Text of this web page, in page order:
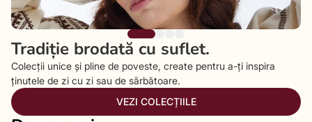
Tradiție brodată cu suflet.
Colecții unice și pline de poveste, create pentru a-ți inspira
ținutele de zi cu zi sau de sărbătoare.
VEZI COLECȚIILE